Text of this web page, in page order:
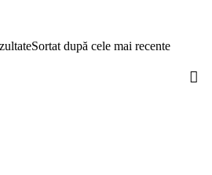
Sortat după cele mai recente